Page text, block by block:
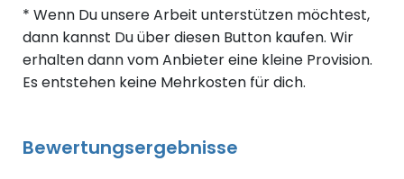
* Wenn Du unsere Arbeit unterstützen möchtest,
dann kannst Du über diesen Button kaufen. Wir
erhalten dann vom Anbieter eine kleine Provision.
Es entstehen keine Mehrkosten für dich.
Bewertungsergebnisse